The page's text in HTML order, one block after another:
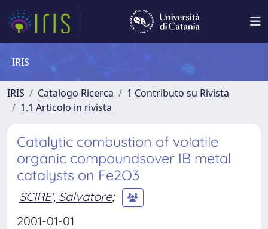
IRIS
IRIS Catalogo Ricerca
1 Contributo su Rivista
1.1 Articolo in rivista
Catalytic combustion of volatile
organic compoundsover IB metal
catalysts on Fe2O3
SCIRE', Salvatore;
2001-01-01